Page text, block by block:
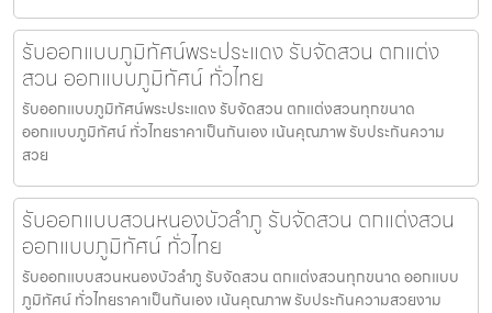
รับออกแบบภูมิทัศน์พระประแดง รับจัดสวน ตกแต่ง
สวน ออกแบบภูมิทัศน์ ทั่วไทย
รับออกแบบภูมิทัศน์พระประแดง รับจัดสวน ตกแต่งสวนทุกขนาด
ออกแบบภูมิทัศน์ ทั่วไทยราคาเป็นกันเอง เน้นคุณภาพ รับประกันความ
สวย
รับออกแบบสวนหนองบัวลำภู รับจัดสวน ตกแต่งสวน
ออกแบบภูมิทัศน์ ทั่วไทย
รับออกแบบสวนหนองบัวลำภู รับจัดสวน ตกแต่งสวนทุกขนาด ออกแบบ
ภูมิทัศน์ ทั่วไทยราคาเป็นกันเอง เน้นคุณภาพ รับประกันความสวยงาม